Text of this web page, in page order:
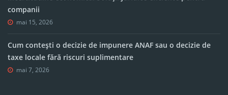
companii
mai 15, 2026
Cum contești o decizie de impunere ANAF sau o decizie de
taxe locale fără riscuri suplimentare
mai 7, 2026